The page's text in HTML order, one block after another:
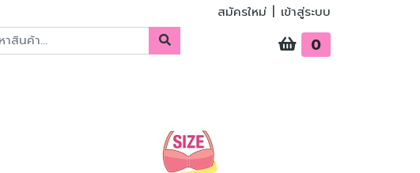
สมัครใหม่ เข้าสู่ระบบ
0